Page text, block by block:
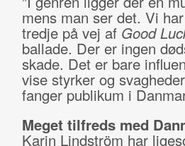
mens man ser det. Vi
tredje på vej af Good
ballade. Der er ingen
skade. Det er bare
vise styrker og
fanger publikum i
Meget tilfreds med
Karin Lindström har